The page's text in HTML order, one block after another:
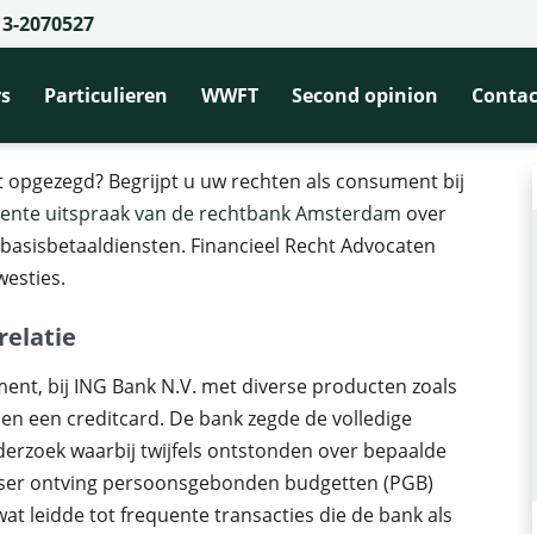
2070527
Particulieren WWFT Second opinion
bij opzegging van een bankrelatie: uw recht op basis
opzegging van een bankrelatie: uw
Begrijpt u uw rechten als consument bij
uitspraak van de rechtbank Amsterdam over
Financieel Recht Advocaten
bij ING Bank N.V. met diverse producten zoals
een creditcard. De bank zegde de volledige
waarbij twijfels ontstonden over bepaalde
ontving persoonsgebonden budgetten (PGB)
leidde tot frequente transacties die de bank als